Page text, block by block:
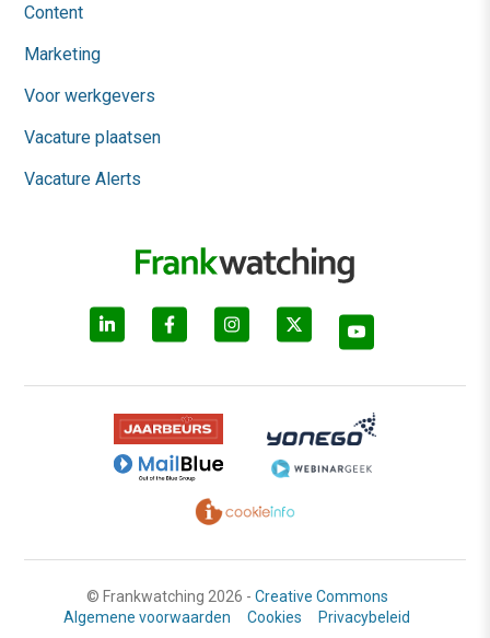
Content
Marketing
Voor werkgevers
Vacature plaatsen
Vacature Alerts
© Frankwatching 2026 - Creative Commons
Algemene voorwaarden
Cookies Privacybeleid